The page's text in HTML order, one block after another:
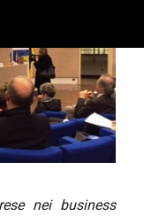
nei business